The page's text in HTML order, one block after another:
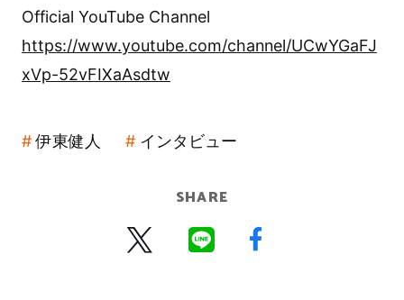
Official YouTube Channel
https://www.youtube.com/channel/UCwYGaFJ
xVp-52vFIXaAsdtw
伊東健人 インタビュー
SHARE